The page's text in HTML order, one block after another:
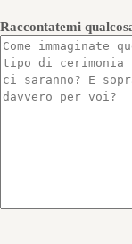
Raccontatemi